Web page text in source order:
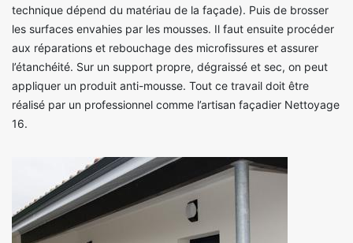
technique dépend du matériau de la façade). Puis de brosser
les surfaces envahies par les mousses. Il faut ensuite procéder
aux réparations et rebouchage des microfissures et assurer
l’étanchéité. Sur un support propre, dégraissé et sec, on peut
appliquer un produit anti-mousse. Tout ce travail doit être
réalisé par un professionnel comme l’artisan façadier Nettoyage
16.